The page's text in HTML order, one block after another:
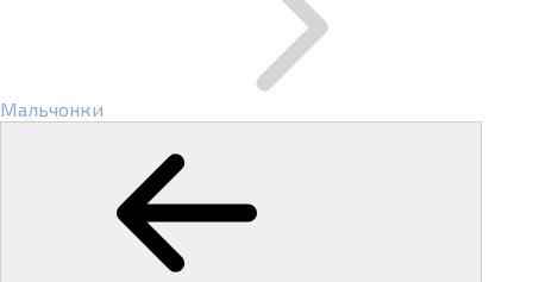
Мальчонки